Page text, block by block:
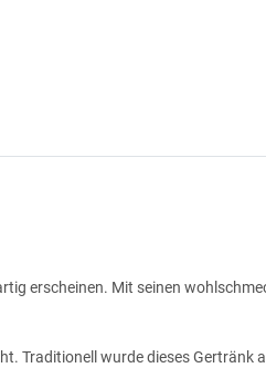
erscheinen. Mit seinen
Traditionell wurde dieses Gertränk